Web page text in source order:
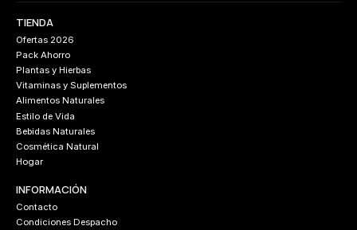
TIENDA
Ofertas 2026
Pack Ahorro
Plantas y Hierbas
Vitaminas y Suplementos
Alimentos Naturales
Estilo de Vida
Bebidas Naturales
Cosmética Natural
Hogar
INFORMACIÓN
Contacto
Condiciones Despacho